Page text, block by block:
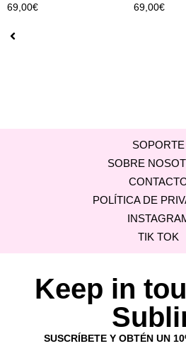
69,00€
69,00€
SOPORTE
SOBRE
POLÍTICA DE
TIK TOK
Keep in
SUSCRÍBETE Y OBTÉN UN